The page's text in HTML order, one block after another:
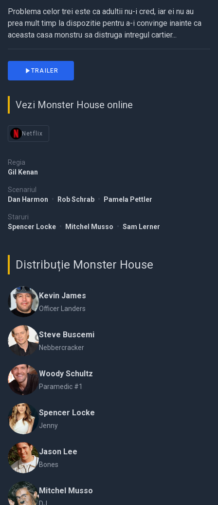
Problema celor trei este ca adultii nu-i cred, iar ei nu au
prea mult timp la dispozitie pentru a-i convinge inainte ca
aceasta casa monstru sa distruga intregul cartier...
Regia
Gil Kenan
Scenariul
Dan Harmon • Rob Schrab • Pamela Pettler
Staruri
Spencer Locke • Mitchel Musso • Sam Lerner
TRAILER
Vezi Monster House online
Netflix
Distribuție Monster House
Kevin James
Officer Landers
Steve Buscemi
Nebbercracker
Woody Schultz
Paramedic #1
Spencer Locke
Jenny
Jason Lee
Bones
Mitchel Musso